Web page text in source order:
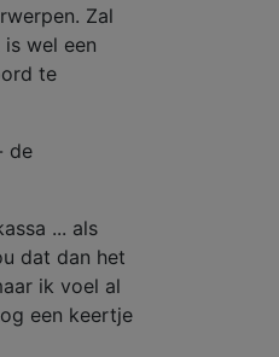
Zal
wel een
te
de
... als
dat dan het
ik voel al
een keertje